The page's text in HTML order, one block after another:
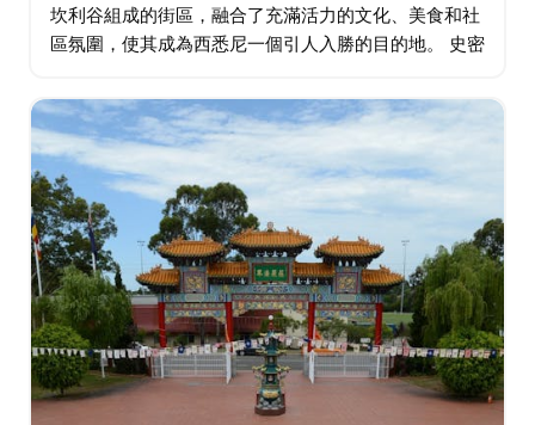
坎利谷組成的街區，融合了充滿活力的文化、美食和社
區氛圍，使其成為西悉尼一個引人入勝的目的地。 史密
店和熱情好客的當地風情…